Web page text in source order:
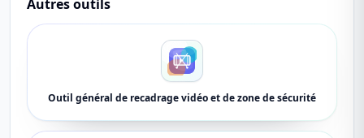
Autres outils
Outil général de recadrage vidéo et de zone de sécurité